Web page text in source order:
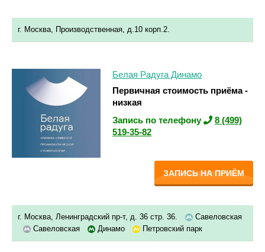
г. Москва, Производственная, д.10 корп.2.
Белая Радуга Динамо
Первичная стоимость приёма -
низкая
Запись по телефону
8 (499)
519-35-82
ЗАПИСЬ НА ПРИЁМ
г. Москва, Ленинградский пр-т, д. 36 стр. 36.
Савеловская
Савеловская
Динамо Петровский парк